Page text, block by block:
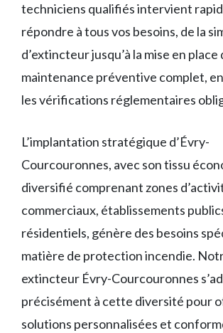
techniciens qualifiés intervient
répondre à tous vos besoins, de la
d’extincteur jusqu’à la mise en place
maintenance préventive complet,
les vérifications réglementaires
L’implantation stratégique d’Évry-
Courcouronnes, avec son tissu
diversifié comprenant zones
commerciaux, établissements
résidentiels, génère des besoins
matière de protection incendie.
extincteur Évry-Courcouronnes
précisément à cette diversité pour
solutions personnalisées et